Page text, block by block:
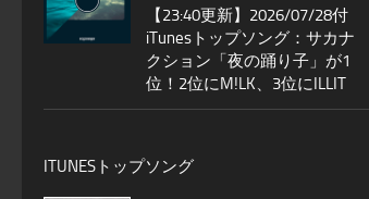
【23:40更新】2026/07/28付
iTunesトップソング：サカナ
クション「夜の踊り子」が1
位！2位にM!LK、3位にILLIT
ITUNESトップソング